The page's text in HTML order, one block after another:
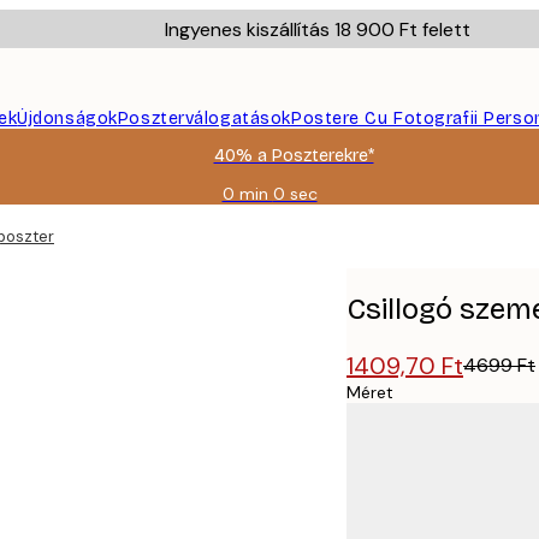
Ingyenes kiszállítás 18 900 Ft felett
ÚjdonságokPoszterválogatásokPostere Cu Fotografii
40% a Poszterekre*
0 min 0 sec
Érvényes:
Csillogó
1409,70 Ft4699 Ft
Méret